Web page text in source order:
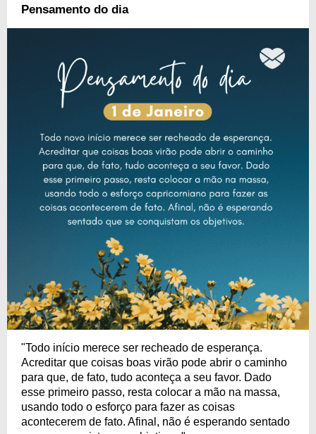
Pensamento do dia
"Todo início merece ser recheado de esperança.
Acreditar que coisas boas virão pode abrir o caminho
para que, de fato, tudo aconteça a seu favor. Dado
esse primeiro passo, resta colocar a mão na massa,
usando todo o esforço para fazer as coisas
acontecerem de fato. Afinal, não é esperando sentado